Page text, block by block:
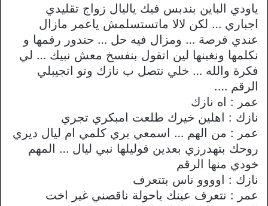
ياودي الباين بندبس فيك ياليال زواج تقليدي
اجباري … لكن ﻻﻻ ماتستسلمش ياعمر مازال
عندي فرصة … ومزال فيه حل … حندور رقمها و
نكلمها ونغبنها لين اتقول بنفسخ معش نبيك … لي
فكرة والله … خلي نتصل ب نازك وتو اتجيبلي
الرقم ….
عمر : اه نازك
نازك : اهلين خيرك طلعت امبكري تجري
عمر : من الهم … اسمعي بري كلمي ام ليال ديري
روحك بتهدرزي بعدين قوليلها نبي ليال … المهم
خودي منها الرقم
نازك : اوووو ناس بتتعرف
عمر : نتعرف عينك ياحولة ناقصني غير اخت